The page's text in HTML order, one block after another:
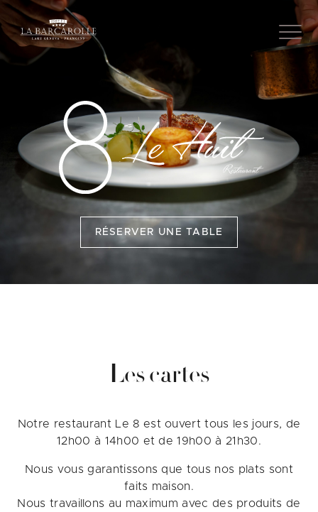
Skip
to
content
RÉSERVER UNE TABLE
Les cartes
Notre restaurant Le 8 est ouvert tous les jours, de
12h00 à 14h00 et de 19h00 à 21h30.
Nous vous garantissons que tous nos plats sont
faits maison.
Nous travaillons au maximum avec des produits de